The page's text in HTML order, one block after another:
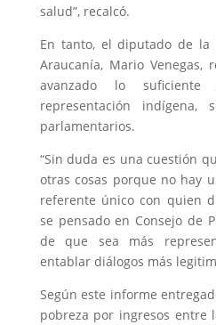
salud”, recalcó.
En tanto, el diputado de
Araucanía, Mario Venegas,
avanzado lo
representación indígena,
parlamentarios.
“Sin duda es una cuestión
otras cosas porque no hay
referente único con quien
se pensado en Consejo de
de que sea más
entablar diálogos más
Según este informe
pobreza por ingresos entre